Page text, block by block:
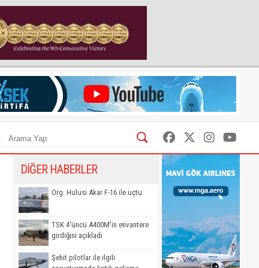
DİĞER HABERLER
Org. Hulusi Akar F-16 ile uçtu
TSK 4'üncü A400M'in envantere
girdiğini açıkladı
Şehit pilotlar ile ilgili